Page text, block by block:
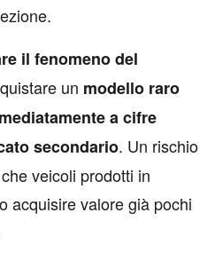
il fenomeno del
un modello raro
a cifre
secondario. Un rischio
veicoli prodotti in
acquisire valore già pochi